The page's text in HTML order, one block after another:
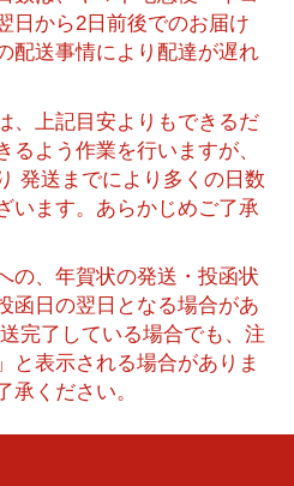
日から2日前後でのお届け
配送事情により配達が遅れ
、上記目安よりもできるだ
るよう作業を行いますが、
発送までにより多くの日数
います。あらかじめご了承
の、年賀状の発送・投函状
函日の翌日となる場合があ
完了している場合でも、注
と表示される場合がありま
承ください。